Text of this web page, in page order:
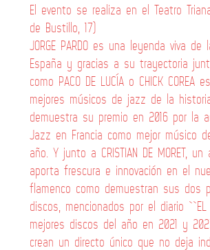
El evento se realiza en el Teatro
de Bustillo, 17)
JORGE PARDO es una leyenda viva
España y gracias a su trayectoria
como PACO DE LUCÍA o CHICK
mejores músicos de jazz de la
demuestra su premio en 2016 por la
Jazz en Francia como mejor músico
año. Y junto a CRISTIAN DE MORET,
aporta frescura e innovación en el
flamenco como demuestran sus dos
discos, mencionados por el diario ``EL
mejores discos del año en 2021 y
crean un directo único que no deja